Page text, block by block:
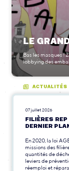
LE
Bas les masques !
lobbying des
ACTUALITÉS
07 juillet 2026
FILIÈRES
DERNIER
En 2020, la loi
missions des
quantités de
leviers de
réemploi et